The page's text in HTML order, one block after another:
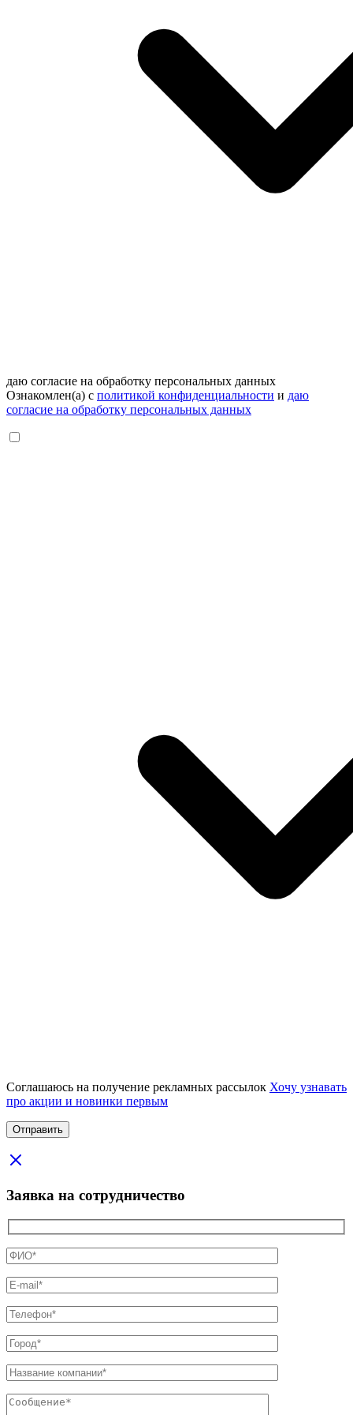
даю согласие на обработку персональных данных
Ознакомлен(а) с политикой конфиденциальности и даю
согласие на обработку персональных данных
Соглашаюсь на получение рекламных рассылок Хочу узнавать
про акции и новинки первым
Заявка на сотрудничество